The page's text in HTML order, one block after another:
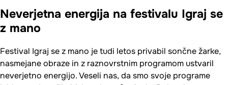
Neverjetna energija na festivalu Igraj se
z mano
Festival Igraj se z mano je tudi letos privabil sončne žarke,
nasmejane obraze in z raznovrstnim programom ustvaril
neverjetno energijo. Veseli nas, da smo svoje programe